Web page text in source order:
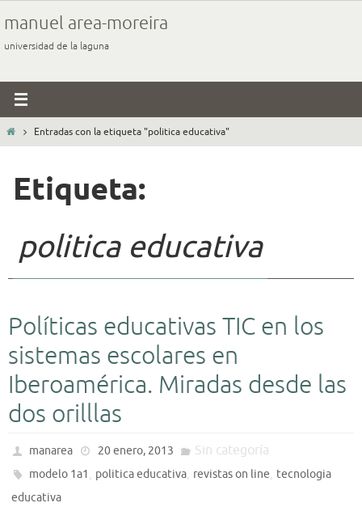
al
contenido
manuel area-moreira
universidad de la laguna
InicioEntradas con la etiqueta "politica educativa"
Etiqueta:
politica educativa
Políticas educativas TIC en los
sistemas escolares en
Iberoamérica. Miradas desde las
dos orilllas
manarea 20 enero, 2013 Sin categoría
modelo 1a1 , politica educativa, revistas on line, tecnologia
educativa